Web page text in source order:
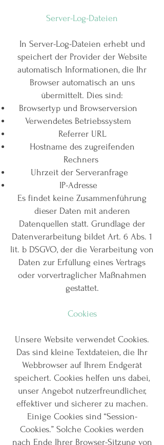
Server-Log-Dateien
In Server-Log-Dateien erhebt und
speichert der Provider der Website
automatisch Informationen, die Ihr
Browser automatisch an uns
übermittelt. Dies sind:
Browsertyp und Browserversion
Verwendetes Betriebssystem
Referrer URL
Hostname des zugreifenden
Rechners
Uhrzeit der Serveranfrage
IP-Adresse
Es findet keine Zusammenführung
dieser Daten mit anderen
Datenquellen statt. Grundlage der
Datenverarbeitung bildet Art. 6 Abs. 1
lit. b DSGVO, der die Verarbeitung von
Daten zur Erfüllung eines Vertrags
oder vorvertraglicher Maßnahmen
gestattet.
Cookies
Unsere Website verwendet Cookies.
Das sind kleine Textdateien, die Ihr
Webbrowser auf Ihrem Endgerät
speichert. Cookies helfen uns dabei,
unser Angebot nutzerfreundlicher,
effektiver und sicherer zu machen.
Einige Cookies sind “Session-
Cookies.” Solche Cookies werden
nach Ende Ihrer Browser-Sitzung von